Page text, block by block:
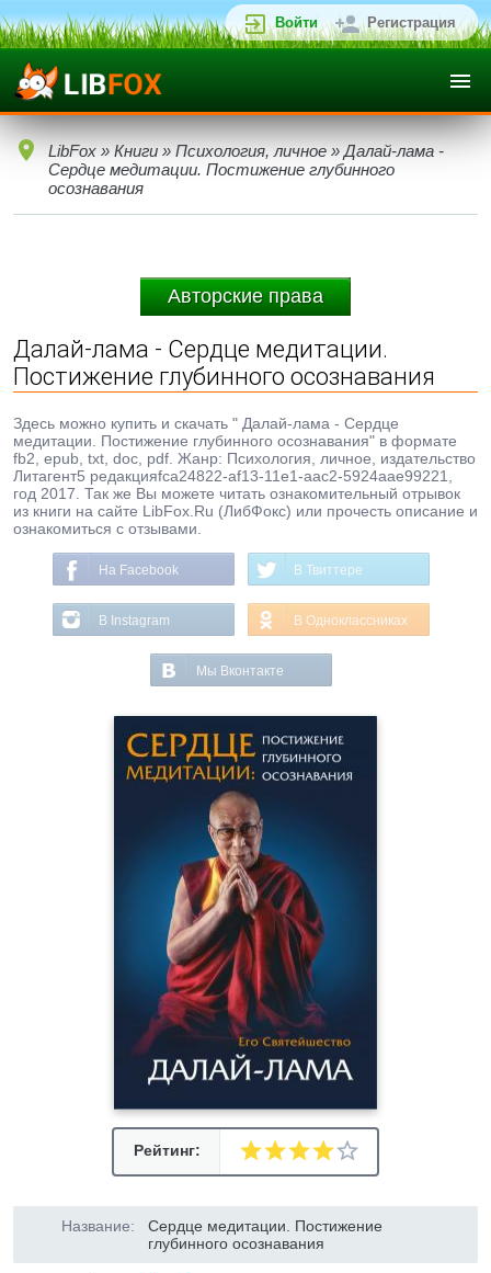
Войти Регистрация
LibFox » Книги » Психология, личное » Далай-лама -
Сердце медитации. Постижение глубинного
осознавания
Авторские права
Далай-лама - Сердце медитации.
Постижение глубинного осознавания
Здесь можно купить и скачать " Далай-лама - Сердце
медитации. Постижение глубинного осознавания" в формате
fb2, epub, txt, doc, pdf. Жанр: Психология, личное, издательство
Литагент5 редакцияfca24822-af13-11e1-aac2-5924aae99221,
год 2017. Так же Вы можете читать ознакомительный отрывок
из книги на сайте LibFox.Ru (ЛибФокс) или прочесть описание и
ознакомиться с отзывами.
На Facebook В Твиттере
В Instagram В Одноклассниках
Мы Вконтакте
Рейтинг:
Название:
Сердце медитации. Постижение
глубинного осознавания